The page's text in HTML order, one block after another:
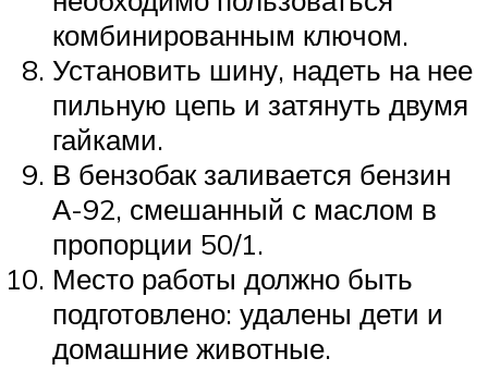
комбинированным ключом.
Установить шину, надеть на нее
пильную цепь и затянуть двумя
гайками.
В бензобак заливается бензин
А-92, смешанный с маслом в
пропорции 50/1.
Место работы должно быть
подготовлено: удалены дети и
домашние животные.